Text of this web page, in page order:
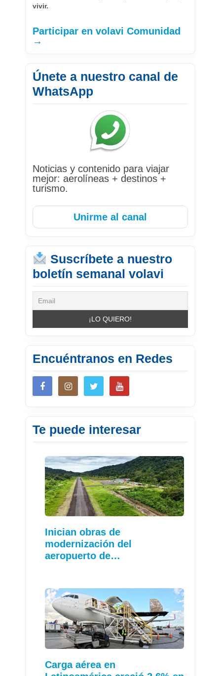
vivir.
Participar en volavi Comunidad
→
Únete a nuestro canal de
WhatsApp
Noticias y contenido para viajar
mejor: aerolíneas + destinos +
turismo.
Unirme al canal
Suscríbete a nuestro
boletín semanal volavi
Encuéntranos en Redes
Te puede interesar
Inician obras de
modernización del
aeropuerto de…
Carga aérea en